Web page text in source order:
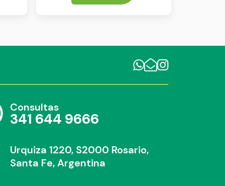
Consultas
341 644 9666
Urquiza 1220, S2000 Rosario,
Santa Fe, Argentina